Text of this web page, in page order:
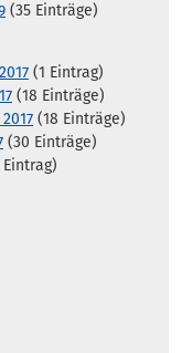
(35 Einträge)
(1 Eintrag)
(18 Einträge)
(18 Einträge)
(30 Einträge)
Eintrag)